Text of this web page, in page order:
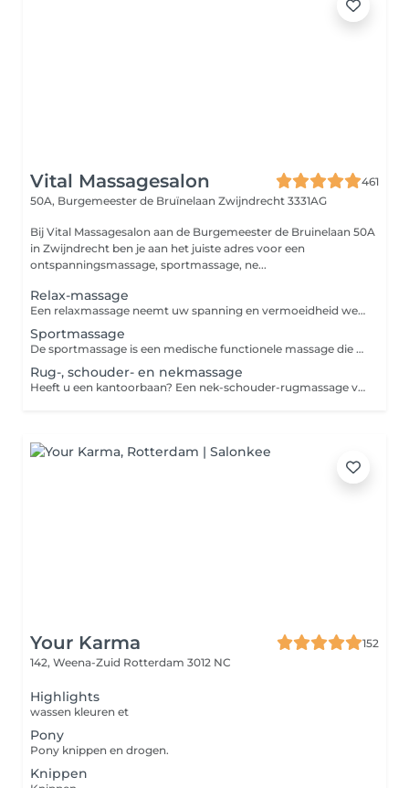
Vital Massagesalon
461
50A, Burgemeester de Bruïnelaan Zwijndrecht 3331AG
Bij Vital Massagesalon aan de Burgemeester de Bruinelaan 50A
in Zwijndrecht ben je aan het juiste adres voor een
ontspanningsmassage, sportmassage, ne...
Relax-massage
Een relaxmassage neemt uw spanning en vermoeidheid weg. En brengt daar ontspanning en nieuwe energie voor in de plaats. Meestal is de massage wat zachter, maar de keuze is aan u. De duur kan verschillen. Samen met onze masseur of masseuse bepaalt u wat het beste is. De kenmerken van een relaxmassage: - Doel: rust en algehele ontspanning van uw lichaam en geest. - Power: zachte tot gemiddelde druk. - Gemasseerde zones: nek, schouders, rug, benen (voorkant en achterkant), armen en hoofd. - Drukpunten: de drukpunten worden met lichte kracht gemasseerd. - Effect: betere doorstroom van lichamelijke en emotionele energie, waardoor u zich vitaler en energieker voelt.
Sportmassage
De sportmassage is een medische functionele massage die u als sporter helpt om in goede lichamelijke conditie te blijven. Er zijn verschillende therapieën voor verschillende sportstadiums. De pre-competitionmassage vermindert stress en bestrijdt mogelijke klachten. De after-competitionmassage helpt juist bij het tegengaan van fysieke vermoeidheid, behandelen van spierpijn, stimuleren van herstel en genezen van blessures. - Wanneer kiest u voor een sportmassage: als uw spieren overbelast zijn door bijvoorbeeld sporten of lichamelijk werk. Of als u een atleet bent die (bijna) dagelijks traint. - Power: harde druk. - Gemasseerde zones: rug, benen (achterkant en voorkant) en zo nodig armen en hoofd. Wij besteden vooral aandacht aan de plaatsen van het lichaam waar u het meeste last van heeft. - Effect: een sportmassage helpt bij het versoepelen van uw (stijve) spieren, versnellen van het genezingsproces, verbeteren van uw doorbloeding en stimuleren van de afvoer van afvalstoffen. De dag na de massage kunnen bepaalde plekken beurs aanvoelen. Geen zorgen: dit komt doordat een grote hoeveelheid spanning in één keer vrijkomt. Na een paar dagen verdwijnt dit gevoel vanzelf. - Waar is de massage niet voor bedoeld: een sportmassage mag nooit worden toegepast bij een spierscheur, ontsteking, wond of koorts.
Rug-, schouder- en nekmassage
Heeft u een kantoorbaan? Een nek-schouder-rugmassage verbetert de lichamelijke functies en vermindert vermoeidheid en stress. Bovendien werkt het uitstekend tegen hoofdpijn, rugpijn en een stijve nek. - Wanneer kiest u voor deze massage: als u klachten of spierpijn heeft aan de nek, schouders of rug. - Power: gemiddelde tot harde druk. - Gemasseerde zones: nek, schouders en rug. - Effect: afvalstoffen worden verwijderd en uw (spannings)klachten verlicht. Omdat uw bloedsomloop verbetert kunnen klachten sneller genezen. De dag na de massage kunnen bepaalde plekken beurs aanvoelen. Geen zorgen: dit komt doordat een grote hoeveelheid spanning in één keer vrijkomt. Na een paar dagen verdwijnt dit gevoel vanzelf.
Your Karma
152
142, Weena-Zuid Rotterdam 3012 NC
Highlights
wassen kleuren et
Pony
Pony knippen en drogen.
Knippen